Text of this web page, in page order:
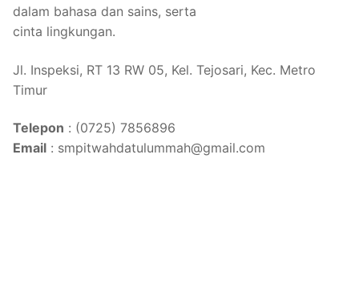
dalam bahasa dan sains, serta
cinta lingkungan.
Jl. Inspeksi, RT 13 RW 05, Kel. Tejosari, Kec. Metro
Timur
Telepon : (0725) 7856896
Email : smpitwahdatulummah@gmail.com